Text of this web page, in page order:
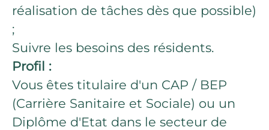
réalisation de tâches dès que possible)
;
Suivre les besoins des résidents.
Profil :
Vous êtes titulaire d'un CAP / BEP
(Carrière Sanitaire et Sociale) ou un
Diplôme d'Etat dans le secteur de